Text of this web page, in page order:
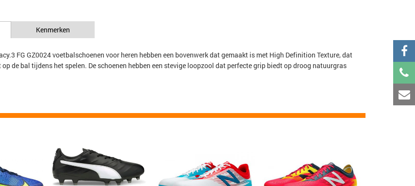
Kenmerken
FG GZ0024 voetbalschoenen voor heren hebben een bovenwerk dat gemaakt is met High Definition Texture, dat
de bal tijdens het spelen. De schoenen hebben een stevige loopzool dat perfecte grip biedt op droog natuurgras